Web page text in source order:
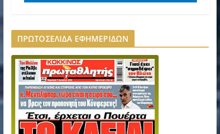
ΠΡΩΤΟΣΕΛΙΔΑ ΕΦΗΜΕΡΙΔΩΝ